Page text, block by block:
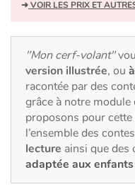
Quotidien et loisirs
À l'école
Fêtes et évènements
Amour et amitié
➜VOIR LES PRIX ET
"Mon cerf-volant"
version illustrée, ou
racontée par des
grâce à notre
proposons pour
l’ensemble des
lecture ainsi que des
adaptée aux